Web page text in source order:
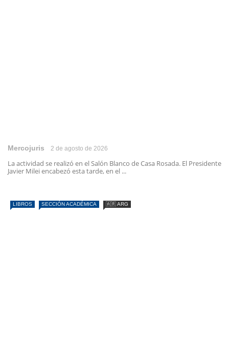
Mercojuris 2 de agosto de 2026
La actividad se realizó en el Salón Blanco de Casa Rosada. El Presidente
Javier Milei encabezó esta tarde, en el ...
LIBROS SECCIÓN ACADÉMICA 🇦🇷 ARG